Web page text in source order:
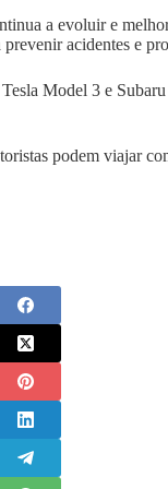
a evoluir e
acidentes e
Model 3 e
podem viajar